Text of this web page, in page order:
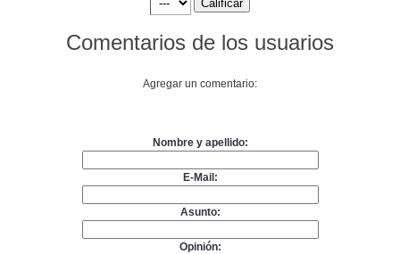
Comentarios de los usuarios
Agregar un comentario:
Nombre y apellido:
E-Mail:
Asunto:
Opinión: